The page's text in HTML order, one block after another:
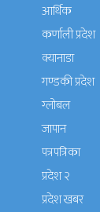
आर्थिक
कर्णाली प्रदेश
क्यानाडा
गण्डकी प्रदेश
ग्लोबल
जापान
पत्रपत्रिका
प्रदेश २
प्रदेश खबर